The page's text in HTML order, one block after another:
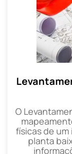
O
físicas de
planta